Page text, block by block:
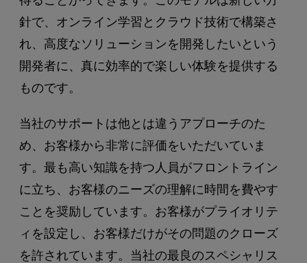
針で、オンライン学習とクラウド技術で構築さ
れ、高度なソリューションを開発したいという
開発者に、真に効率的で楽しい体験を提供する
ものです。
当社のサポートは他とは違うアプローチのた
め、お客様から非常に評価をいただいていま
す。最も高い知識を持つ人員がフロントライン
に立ち、お客様のニーズの理解に時間を費やす
ことを奨励しています。お客様がプライオリテ
ィを設定し、お客様だけがその問題のクローズ
を許されています。当社の最良のスペシャリス